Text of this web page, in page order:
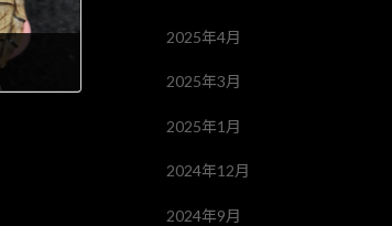
2025年4月
2025年3月
2025年1月
2024年12月
2024年9月